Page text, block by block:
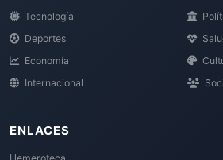
Tecnología
Deportes
Economía
Internacional
ENLACES